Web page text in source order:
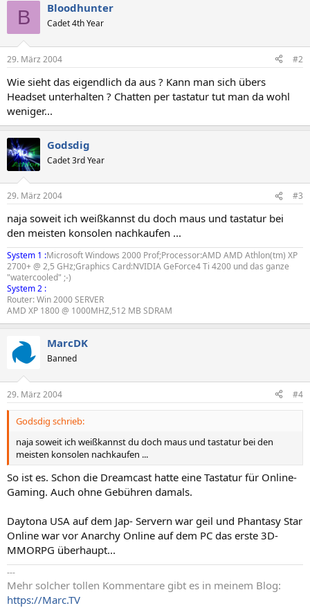
B Bloodhunter
Cadet 4th Year
29. März 2004 #2
Wie sieht das eigendlich da aus ? Kann man sich übers
Headset unterhalten ? Chatten per tastatur tut man da wohl
weniger...
Godsdig
Cadet 3rd Year
29. März 2004 #3
naja soweit ich weißkannst du doch maus und tastatur bei
den meisten konsolen nachkaufen ...
System 1 :Microsoft Windows 2000 Prof;Processor:AMD AMD Athlon(tm) XP
2700+ @ 2,5 GHz;Graphics Card:NVIDIA GeForce4 Ti 4200 und das ganze
"watercooled" ;-)
System 2 :
Router: Win 2000 SERVER
AMD XP 1800 @ 1000MHZ,512 MB SDRAM
MarcDK
Banned
29. März 2004 #4
Godsdig schrieb:
naja soweit ich weißkannst du doch maus und tastatur bei den
meisten konsolen nachkaufen ...
So ist es. Schon die Dreamcast hatte eine Tastatur für Online-
Gaming. Auch ohne Gebühren damals.
Daytona USA auf dem Jap- Servern war geil und Phantasy Star
Online war vor Anarchy Online auf dem PC das erste 3D-
MMORPG überhaupt...
---
Mehr solcher tollen Kommentare gibt es in meinem Blog:
https://Marc.TV